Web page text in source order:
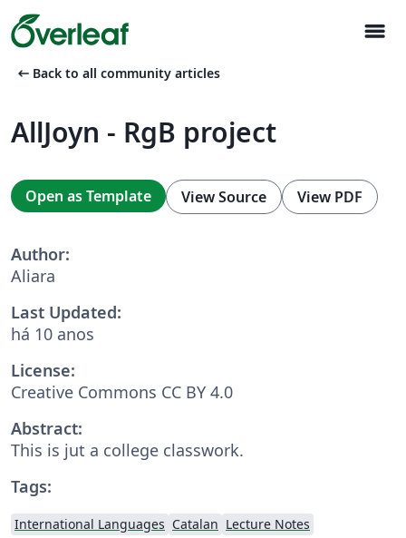
menu
arrow_left_alt Back to all community articles
AllJoyn - RgB project
Open as Template View Source View PDF
Author:
Aliara
Last Updated:
há 10 anos
License:
Creative Commons CC BY 4.0
Abstract:
This is jut a college classwork.
Tags:
International Languages Catalan Lecture Notes